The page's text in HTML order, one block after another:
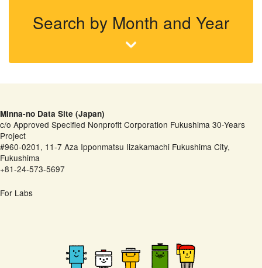
Search by Month and Year
Minna-no Data Site (Japan)
c/o Approved Specified Nonprofit Corporation Fukushima 30-Years
Project
#960-0201, 11-7 Aza Ipponmatsu Iizakamachi Fukushima City,
Fukushima
+81-24-573-5697
For Labs